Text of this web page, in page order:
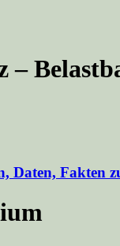
–
Daten, Fakten